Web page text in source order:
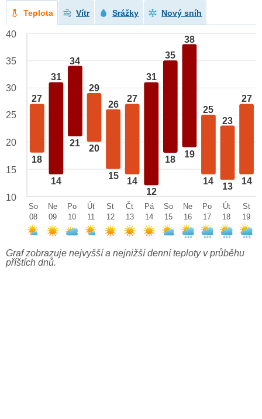
Teplota Vítr Srážky Nový sníh
27
18
31
14
34
21
29
20
26
15
27
14
31
12
35
18
38
19
25
14
23
13
27
14
40
35
30
25
20
15
10
So
08
Ne
09
Po
10
Út
11
St
12
Čt
13
Pá
14
So
15
Ne
16
Po
17
Út
18
St
19
Graf zobrazuje nejvyšší a nejnižší denní teploty v průběhu
příštích dnů.